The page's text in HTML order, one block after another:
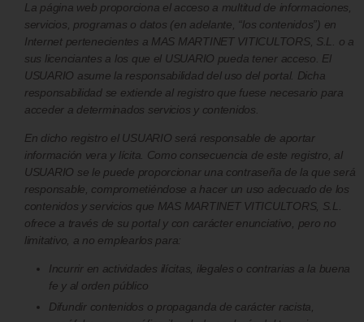
La página web proporciona el acceso a multitud de informaciones,
servicios, programas o datos (en adelante, “los contenidos”) en
Internet pertenecientes a MAS MARTINET VITICULTORS, S.L. o a
sus licenciantes a los que el USUARIO pueda tener acceso. El
USUARIO asume la responsabilidad del uso del portal. Dicha
responsabilidad se extiende al registro que fuese necesario para
acceder a determinados servicios y contenidos.
En dicho registro el USUARIO será responsable de aportar
información vera y lícita. Como consecuencia de este registro, al
USUARIO se le puede proporcionar una contraseña de la que será
responsable, comprometiéndose a hacer un uso adecuado de los
contenidos y servicios que MAS MARTINET VITICULTORS, S.L.
ofrece a través de su portal y con carácter enunciativo, pero no
limitativo, a no emplearlos para:
Incurrir en actividades ilícitas, ilegales o contrarias a la buena
fe y al orden público
Difundir contenidos o propaganda de carácter racista,